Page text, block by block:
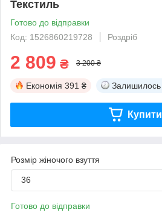
Текстиль
Готово до відправки
Код: 1526860219728
Роздріб
2 809 ₴ 3 200 ₴
Економія 391 ₴ Залишилось
Купити
Розмір жіночого взуття
36
Готово до відправки